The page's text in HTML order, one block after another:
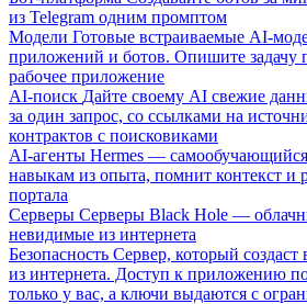
из Telegram одним промптом
Модели Готовые встраиваемые AI-
приложений и ботов. Опишите
рабочее приложение
AI-поиск Дайте своему AI свежие
за один запрос, со ссылками на
контрактов с поисковиками
AI-агенты Hermes —
навыкам из опыта, помнит контекст и
портала
Серверы Серверы Black Hole —
невидимые из интернета
Безопасность Сервер, который
из интернета. Доступ к приложению
только у вас, а ключи выдаются с